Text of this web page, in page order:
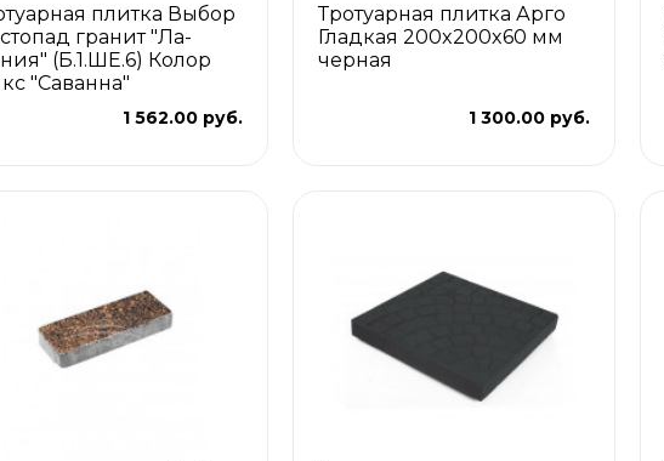
плитка Выбор
гранит "Ла-
(Б.1.ШЕ.6) Колор
"Саванна"
1 562.00 руб.
Тротуарная плитка Арго
Гладкая 200x200x60 мм
черная
1 300.00 руб.